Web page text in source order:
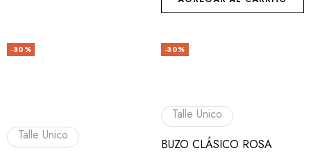
-30%
Talle Unico
-30%
Talle Unico
BUZO CLÁSICO ROSA